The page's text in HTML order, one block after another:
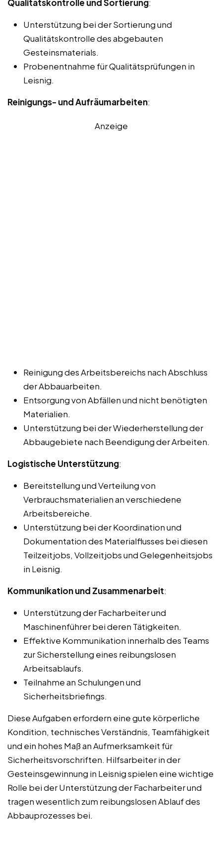
Qualitätskontrolle und Sortierung:
Unterstützung bei der Sortierung und
Qualitätskontrolle des abgebauten
Gesteinsmaterials.
Probenentnahme für Qualitätsprüfungen in
Leisnig.
Reinigungs- und Aufräumarbeiten:
Anzeige
Reinigung des Arbeitsbereichs nach Abschluss
der Abbauarbeiten.
Entsorgung von Abfällen und nicht benötigten
Materialien.
Unterstützung bei der Wiederherstellung der
Abbaugebiete nach Beendigung der Arbeiten.
Logistische Unterstützung:
Bereitstellung und Verteilung von
Verbrauchsmaterialien an verschiedene
Arbeitsbereiche.
Unterstützung bei der Koordination und
Dokumentation des Materialflusses bei diesen
Teilzeitjobs, Vollzeitjobs und Gelegenheitsjobs
in Leisnig.
Kommunikation und Zusammenarbeit:
Unterstützung der Facharbeiter und
Maschinenführer bei deren Tätigkeiten.
Effektive Kommunikation innerhalb des Teams
zur Sicherstellung eines reibungslosen
Arbeitsablaufs.
Teilnahme an Schulungen und
Sicherheitsbriefings.
Diese Aufgaben erfordern eine gute körperliche
Kondition, technisches Verständnis, Teamfähigkeit
und ein hohes Maß an Aufmerksamkeit für
Sicherheitsvorschriften. Hilfsarbeiter in der
Gesteinsgewinnung in Leisnig spielen eine wichtige
Rolle bei der Unterstützung der Facharbeiter und
tragen wesentlich zum reibungslosen Ablauf des
Abbauprozesses bei.